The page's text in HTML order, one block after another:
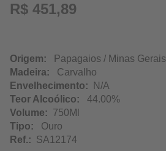
R$ 451,89
Origem: Papagaios / Minas Gerais
Madeira: Carvalho
Envelhecimento: N/A
Teor Alcoólico: 44.00%
Volume: 750Ml
Tipo: Ouro
Ref.: SA12174